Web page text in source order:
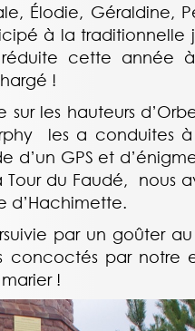
Élodie, Géraldine,
à la traditionnelle
cette année
!
sur les hauteurs
les a conduites
d’un GPS et
Tour du Faudé, nous
d’Hachimette.
par un goûter
concoctés par
!